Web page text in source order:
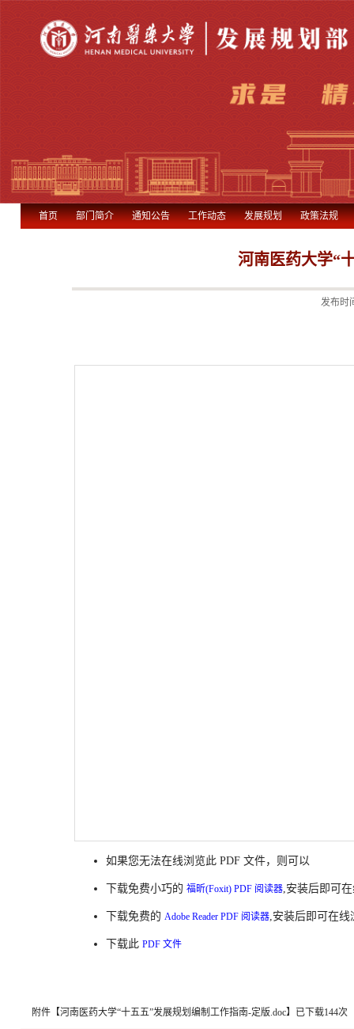
首页 部门简介 通知公告 工作动态 发展规划 政策法规
河南医药大学“
发布时
如果您无法在线浏览此 PDF 文件，则可以
下载免费小巧的 福昕(Foxit) PDF 阅读器,安装后即可
下载免费的 Adobe Reader PDF 阅读器,安装后即可在
下载此 PDF 文件
附件【河南医药大学“十五五”发展规划编制工作指南-定版.doc】已下载144次